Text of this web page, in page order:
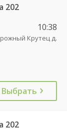
202
10:38
Крутец д.
Выбрать
202